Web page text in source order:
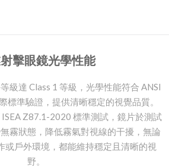
擊眼鏡光學性能
級達 Class 1 等級，光學性能符合 ANSI
標準驗證，提供清晰穩定的視覺品質。
Z87.1-2020 標準測試，鏡片於測試
霧狀態，降低霧氣對視線的干擾，無論
或戶外環境，都能維持穩定且清晰的視
野。